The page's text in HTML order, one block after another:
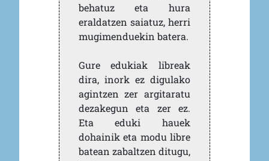
behatuz eta hura
eraldatzen saiatuz, herri
mugimenduekin batera.
Gure edukiak libreak
dira, inork ez digulako
agintzen zer argitaratu
dezakegun eta zer ez.
Eta eduki hauek
dohainik eta modu libre
batean zabaltzen ditugu,